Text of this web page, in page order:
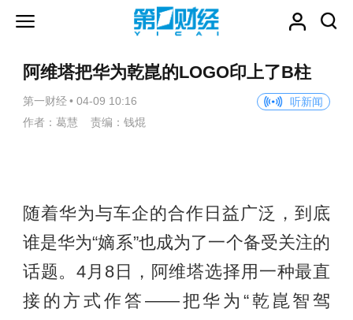
阿维塔把华为乾崑的LOGO印上了B柱
第一财经 • 04-09 10:16
听新闻
作者：葛慧 责编：钱焜
随着华为与车企的合作日益广泛，到底
谁是华为“嫡系”也成为了一个备受关注的
话题。4月8日，阿维塔选择用一种最直
接的方式作答——把华为“乾崑智驾